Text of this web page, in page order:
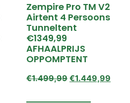
Zempire Pro TM V2
Airtent 4 Persoons
Tunneltent
€1349,99
AFHAALPRIJS
OPPOMPTENT
€1.499,99 €1.449,99